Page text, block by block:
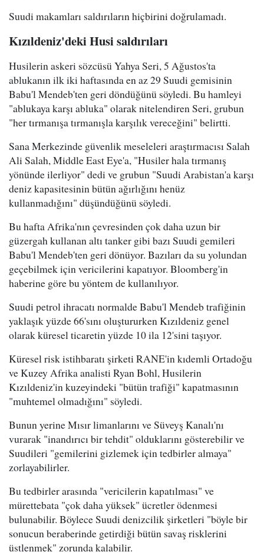
Suudi makamları saldırıların hiçbirini doğrulamadı.
Kızıldeniz'deki Husi saldırıları
Husilerin askeri sözcüsü Yahya Seri, 5 Ağustos'ta
ablukanın ilk iki haftasında en az 29 Suudi gemisinin
Babu'l Mendeb'ten geri döndüğünü söyledi. Bu hamleyi
"ablukaya karşı abluka" olarak nitelendiren Seri, grubun
"her tırmanışa tırmanışla karşılık vereceğini" belirtti.
Sana Merkezinde güvenlik meseleleri araştırmacısı Salah
Ali Salah, Middle East Eye'a, "Husiler hala tırmanış
yönünde ilerliyor" dedi ve grubun "Suudi Arabistan'a karşı
deniz kapasitesinin bütün ağırlığını henüz
kullanmadığını" düşündüğünü söyledi.
Bu hafta Afrika'nın çevresinden çok daha uzun bir
güzergah kullanan altı tanker gibi bazı Suudi gemileri
Babu'l Mendeb'ten geri dönüyor. Bazıları da su yolundan
geçebilmek için vericilerini kapatıyor. Bloomberg'in
haberine göre bu yöntem de kullanılıyor.
Suudi petrol ihracatı normalde Babu'l Mendeb trafiğinin
yaklaşık yüzde 66'sını oluştururken Kızıldeniz genel
olarak küresel ticaretin yüzde 10 ila 12'sini taşıyor.
Küresel risk istihbaratı şirketi RANE'in kıdemli Ortadoğu
ve Kuzey Afrika analisti Ryan Bohl, Husilerin
Kızıldeniz'in kuzeyindeki "bütün trafiği" kapatmasının
"muhtemel olmadığını" söyledi.
Bunun yerine Mısır limanlarını ve Süveyş Kanalı'nı
vurarak "inandırıcı bir tehdit" olduklarını gösterebilir ve
Suudileri "gemilerini gizlemek için tedbirler almaya"
zorlayabilirler.
Bu tedbirler arasında "vericilerin kapatılması" ve
mürettebata "çok daha yüksek" ücretler ödenmesi
bulunabilir. Böylece Suudi denizcilik şirketleri "böyle bir
sonucun beraberinde getirdiği bütün savaş risklerini
üstlenmek" zorunda kalabilir.